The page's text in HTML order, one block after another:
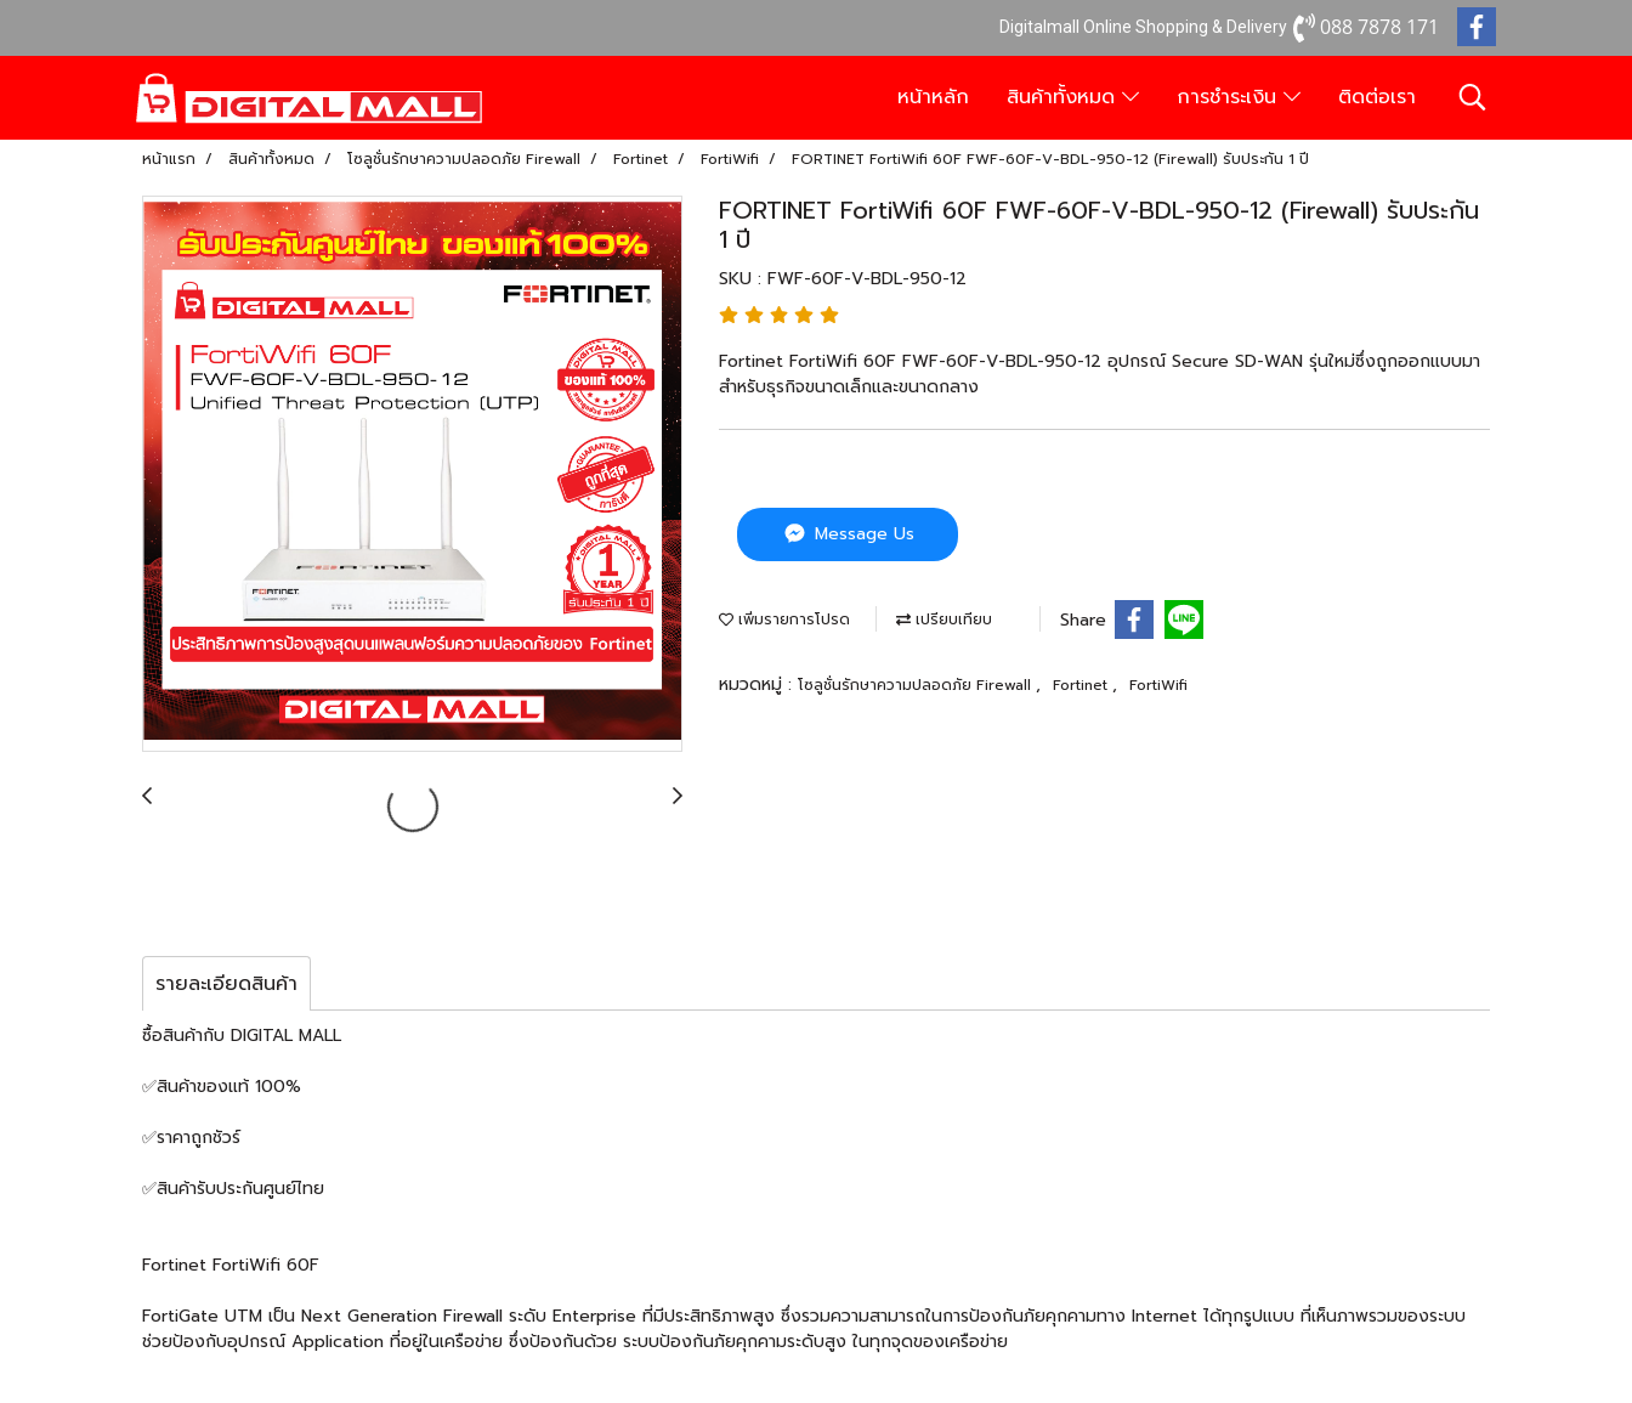
Digitalmall Online Shopping & Delivery 088 7878 171
หน้าหลัก สินค้าทั้งหมด การชำระเงิน ติดต่อเรา
หน้าแรก สินค้าทั้งหมด โซลูชั่นรักษาความปลอดภัย Firewall Fortinet FortiWifi FORTINET FortiWifi 60F FWF-60F-V-BDL-950-12 (Firewall) รับประกัน 1 ปี
FORTINET FortiWifi 60F FWF-60F-V-BDL-950-12 (Firewall) รับประกัน
1 ปี
SKU : FWF-60F-V-BDL-950-12
Fortinet FortiWifi 60F FWF-60F-V-BDL-950-12 อุปกรณ์ Secure SD-WAN รุ่นใหม่ซึ่งถูกออกแบบมา
สำหรับธุรกิจขนาดเล็กและขนาดกลาง
Message Us
เพิ่มรายการโปรด เปรียบเทียบ Share
หมวดหมู่ : โซลูชั่นรักษาความปลอดภัย Firewall , Fortinet , FortiWifi
รายละเอียดสินค้า
ซื้อสินค้ากับ DIGITAL MALL
✅สินค้าของแท้ 100%
✅ราคาถูกชัวร์
✅สินค้ารับประกันศูนย์ไทย
Fortinet FortiWifi 60F
FortiGate UTM เป็น Next Generation Firewall ระดับ Enterprise ที่มีประสิทธิภาพสูง ซึ่งรวมความสามารถในการป้องกันภัยคุกคามทาง Internet ได้ทุกรูปแบบ ที่เห็นภาพรวมของระบบ
ช่วยป้องกับอุปกรณ์ Application ที่อยู่ในเครือข่าย ซึ่งป้องกันด้วย ระบบป้องกันภัยคุกคามระดับสูง ในทุกจุดของเครือข่าย